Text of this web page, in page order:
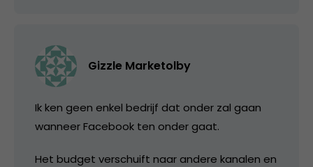
Gizzle Marketolby
Ik ken geen enkel bedrijf dat onder zal gaan
wanneer Facebook ten onder gaat.
Het budget verschuift naar andere kanalen en